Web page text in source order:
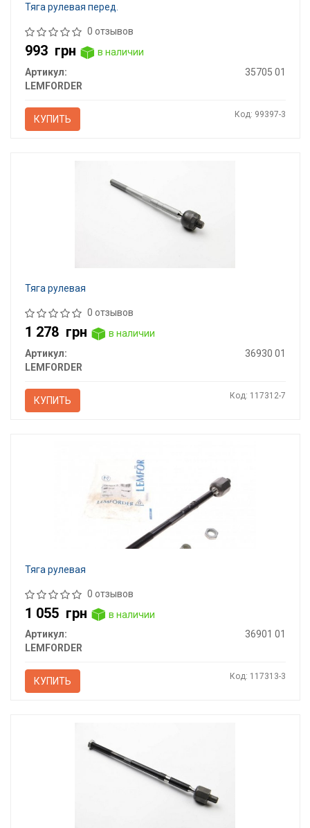
Тяга рулевая перед.
0 отзывов
993 грн
в наличии
Артикул:
35705 01
LEMFORDER
КУПИТЬ Код: 99397-3
Тяга рулевая
0 отзывов
1 278 грн
в наличии
Артикул:
36930 01
LEMFORDER
КУПИТЬ Код: 117312-7
Тяга рулевая
0 отзывов
1 055 грн
в наличии
Артикул:
36901 01
LEMFORDER
КУПИТЬ Код: 117313-3